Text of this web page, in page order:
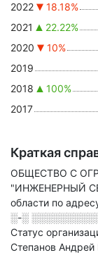
2022
18.18%
2021
22.22%
2020
10%
2019
2018
100%
2017
Краткая
ОБЩЕСТВО С
"ИНЖЕНЕРНЫЙ
области по
░-░
Статус
Степанов Андрей